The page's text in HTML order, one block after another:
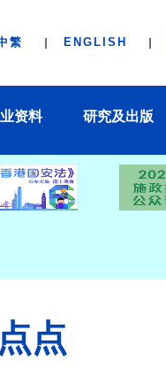
繁 ENGLISH
资料 研究及出版
点